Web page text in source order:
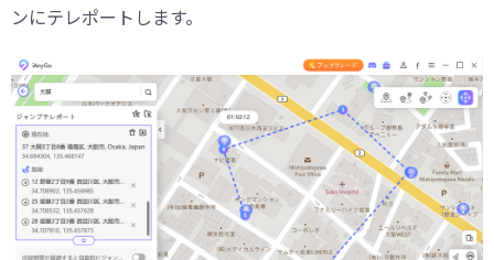
ンにテレポートします。